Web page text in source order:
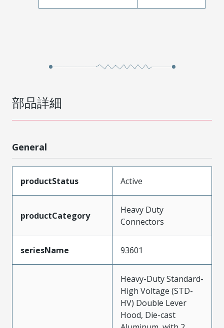
部品詳細
General
productStatus Active
productCategory
Heavy Duty
Connectors
seriesName 93601
Heavy-Duty Standard-
High Voltage (STD-
HV) Double Lever
Hood, Die-cast